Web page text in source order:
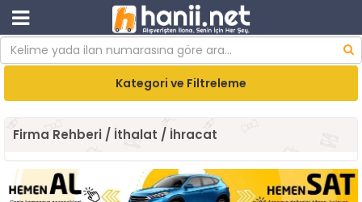
Kategori ve Filtreleme
Firma Rehberi / İthalat / İhracat